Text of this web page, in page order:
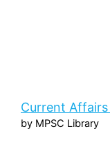
Current Affairs
by MPSC Library